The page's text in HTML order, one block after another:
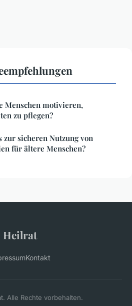
Menschen motivieren,
zu pflegen?
zur sicheren Nutzung von
für ältere Menschen?
Heilrat
Kontakt
Alle Rechte vorbehalten.